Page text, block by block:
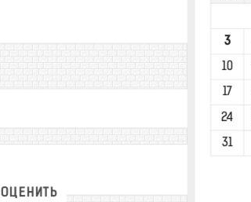
ОЦЕНИТЬ
3
10
17
24
31